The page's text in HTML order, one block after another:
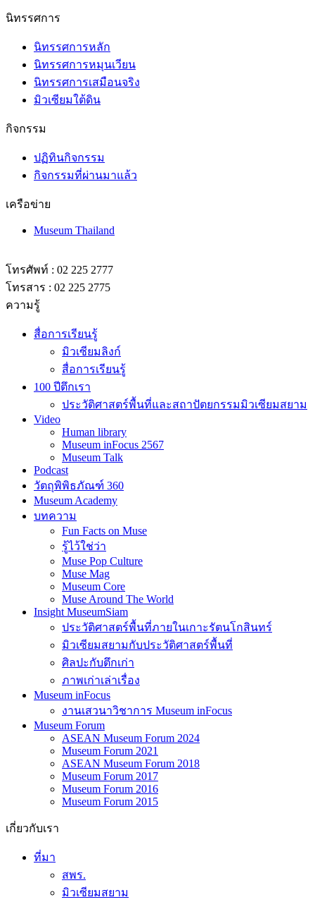
นิทรรศการ
นิทรรศการหลัก
นิทรรศการหมุนเวียน
นิทรรศการเสมือนจริง
มิวเซียมใต้ดิน
กิจกรรม
ปฏิทินกิจกรรม
กิจกรรมที่ผ่านมาแล้ว
เครือข่าย
Museum Thailand
โทรศัพท์ : 02 225 2777
โทรสาร : 02 225 2775
ความรู้
สื่อการเรียนรู้
มิวเซียมลิงก์
สื่อการเรียนรู้
100 ปีตึกเรา
ประวัติศาสตร์พื้นที่และสถาปัตยกรรมมิวเซียมสยาม
Video
Human library
Museum inFocus 2567
Museum Talk
Podcast
วัตถุพิพิธภัณฑ์ 360
Museum Academy
บทความ
Fun Facts on Muse
รู้ไว้ใช่ว่า
Muse Pop Culture
Muse Mag
Museum Core
Muse Around The World
Insight MuseumSiam
ประวัติศาสตร์พื้นที่ภายในเกาะรัตนโกสินทร์
มิวเซียมสยามกับประวัติศาสตร์พื้นที่
ศิลปะกับตึกเก่า
ภาพเก่าเล่าเรื่อง
Museum inFocus
งานเสวนาวิชาการ Museum inFocus
Museum Forum
ASEAN Museum Forum 2024
Museum Forum 2021
ASEAN Museum Forum 2018
Museum Forum 2017
Museum Forum 2016
Museum Forum 2015
เกี่ยวกับเรา
ที่มา
สพร.
มิวเซียมสยาม